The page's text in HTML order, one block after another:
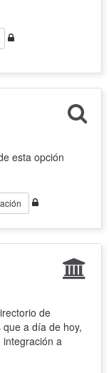
esta opción
de
a día de hoy,
integración a